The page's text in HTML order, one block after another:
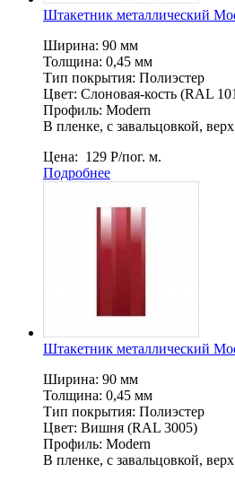
Штакетник металлический
Ширина: 90 мм
Толщина: 0,45 мм
Тип покрытия: Полиэстер
Цвет: Слоновая-кость (RAL
Профиль: Мodern
В пленке, c завальцовкой,
Цена: 129 Р/пог. м.
Подробнее
Штакетник металлический
Ширина: 90 мм
Толщина: 0,45 мм
Тип покрытия: Полиэстер
Цвет: Вишня (RAL 3005)
Профиль: Мodern
В пленке, c завальцовкой,